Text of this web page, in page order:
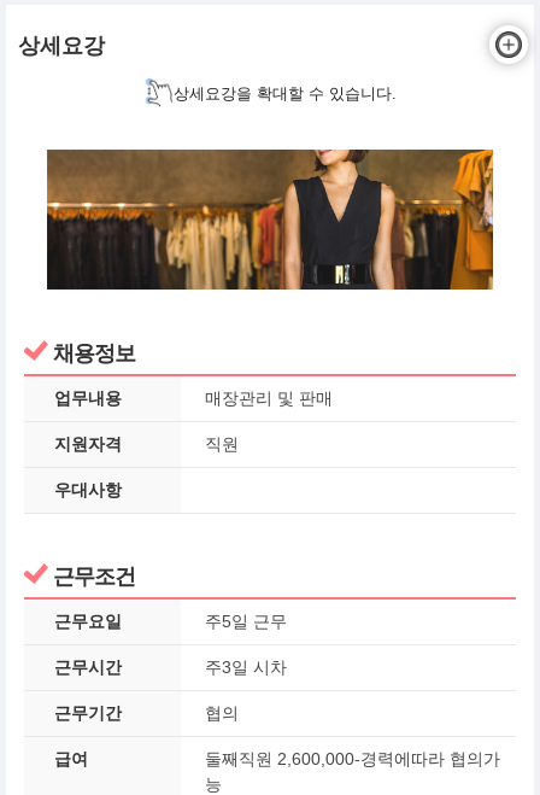
상세요강
상세요강을 확대할 수 있습니다.
채용정보
업무내용 매장관리 및 판매
지원자격 직원
우대사항
근무조건
근무요일 주5일 근무
근무시간 주3일 시차
근무기간 협의
급여
둘째직원 2,600,000-경력에따라 협의가
능